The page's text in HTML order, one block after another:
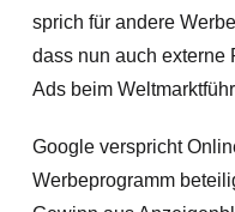
sprich für andere
dass nun auch externe
Ads beim
Google verspricht
Werbeprogramm